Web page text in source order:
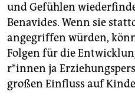
und Gefühlen
Benavides. Wenn sie
angegriffen würden,
Folgen für die
r*in­nen ja
großen Einfluss auf